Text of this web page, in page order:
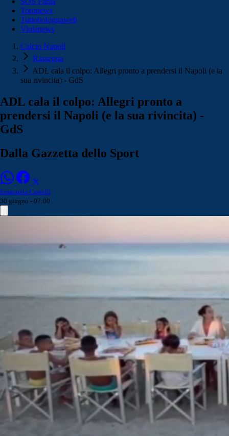
Toronews
Tuttobolognaweb
Violanews
Calcio Napoli
Rassegna
ADL cala il colpo: Allegri pronto a prendersi il Napoli (e la
sua rivincita) - GdS
ADL cala il colpo: Allegri pronto a
prendersi il Napoli (e la sua rivincita) -
GdS
Dalla Gazzetta dello Sport
Emanuela Castelli
30 giugno - 07:00